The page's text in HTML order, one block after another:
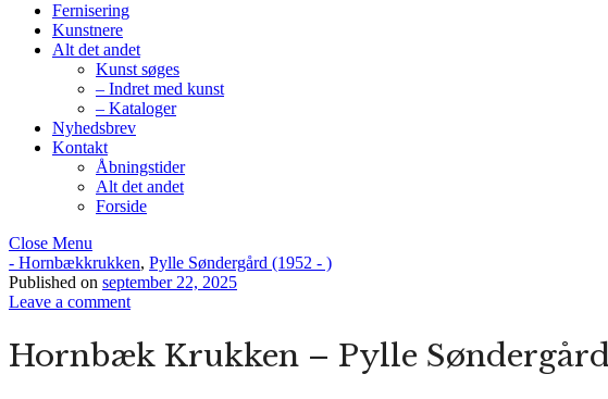
Fernisering
Kunstnere
Alt det andet
Kunst søges
– Indret med kunst
– Kataloger
Nyhedsbrev
Kontakt
Åbningstider
Alt det andet
Forside
Close Menu
- Hornbækkrukken, Pylle Søndergård (1952 - )
Published on september 22, 2025
Leave a comment
Hornbæk Krukken – Pylle Søndergård